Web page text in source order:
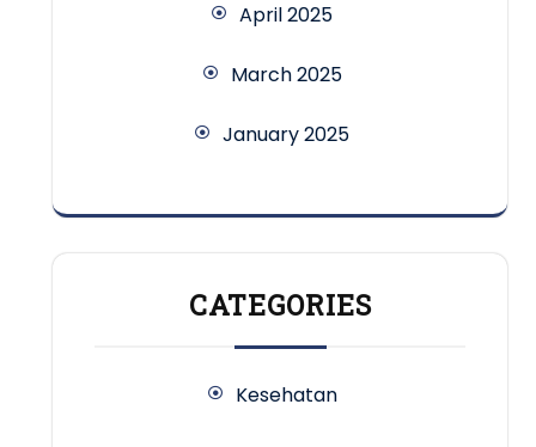
April 2025
March 2025
January 2025
CATEGORIES
Kesehatan